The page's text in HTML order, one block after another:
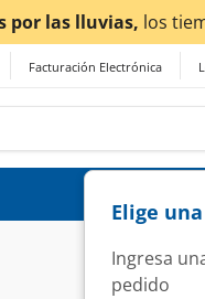
Facturación Electrónica
Elige
Ingresa
pedido